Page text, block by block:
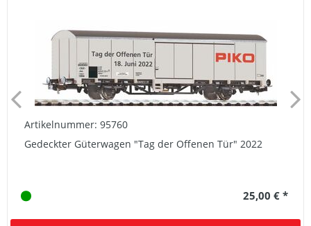
Artikelnummer: 95760
Gedeckter Güterwagen "Tag der Offenen Tür" 2022
25,00 € *